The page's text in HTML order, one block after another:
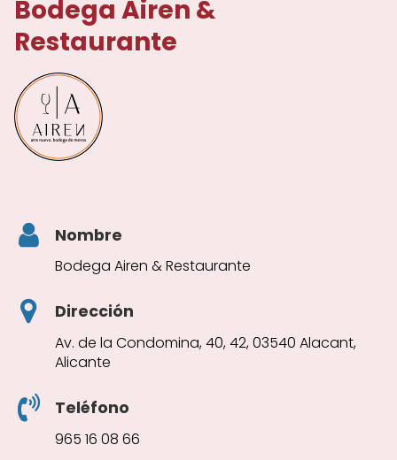
Bodega Airen &
Restaurante
Nombre
Bodega Airen & Restaurante
Dirección
Av. de la Condomina, 40, 42, 03540 Alacant,
Alicante
Teléfono
965 16 08 66